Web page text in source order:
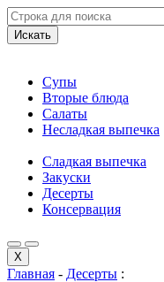
Искать
Супы
Вторые блюда
Салаты
Несладкая выпечка
Сладкая выпечка
Закуски
Десерты
Консервация
X
Главная - Десерты :